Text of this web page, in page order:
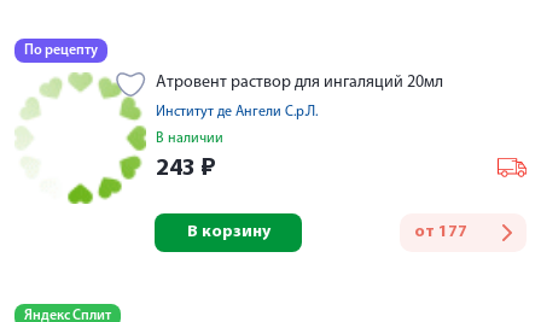
По рецепту
Атровент раствор для ингаляций 20мл
Институт де Ангели С.р.Л.
В наличии
243 ₽
от 177
В корзину
Яндекс Сплит